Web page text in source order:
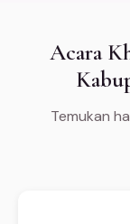
Acara
Temukan